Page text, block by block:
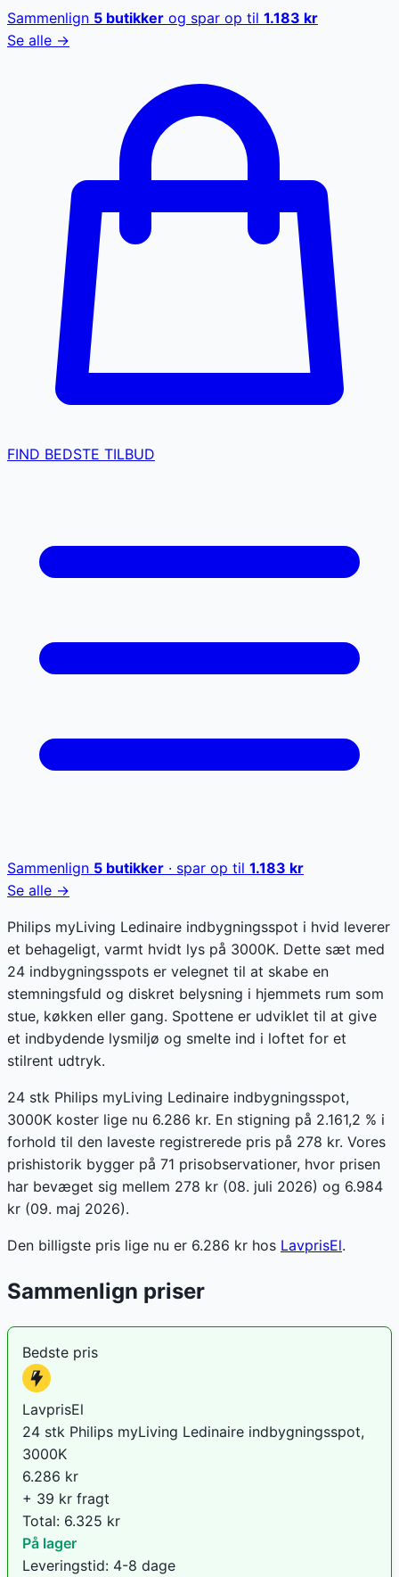
Sammenlign 5 butikker og spar op til 1.183 kr
Se alle →
FIND BEDSTE TILBUD
Sammenlign 5 butikker · spar op til 1.183 kr
Se alle →
Philips myLiving Ledinaire indbygningsspot i hvid leverer
et behageligt, varmt hvidt lys på 3000K. Dette sæt med
24 indbygningsspots er velegnet til at skabe en
stemningsfuld og diskret belysning i hjemmets rum som
stue, køkken eller gang. Spottene er udviklet til at give
et indbydende lysmiljø og smelte ind i loftet for et
stilrent udtryk.
24 stk Philips myLiving Ledinaire indbygningsspot,
3000K koster lige nu 6.286 kr. En stigning på 2.161,2 % i
forhold til den laveste registrerede pris på 278 kr. Vores
prishistorik bygger på 71 prisobservationer, hvor prisen
har bevæget sig mellem 278 kr (08. juli 2026) og 6.984
kr (09. maj 2026).
Den billigste pris lige nu er 6.286 kr hos LavprisEl.
Sammenlign priser
Bedste pris
LavprisEl
24 stk Philips myLiving Ledinaire indbygningsspot,
3000K
6.286 kr
+ 39 kr fragt
Total: 6.325 kr
På lager
Leveringstid: 4-8 dage